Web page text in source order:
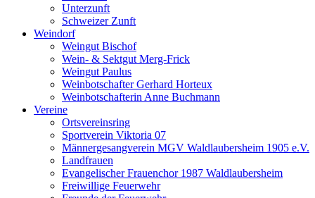
Unterzunft
Schweizer Zunft
Weindorf
Weingut Bischof
Wein- & Sektgut Merg-Frick
Weingut Paulus
Weinbotschafter Gerhard Horteux
Weinbotschafterin Anne Buchmann
Vereine
Ortsvereinsring
Sportverein Viktoria 07
Männergesangverein MGV Waldlaubersheim 1905 e.V.
Landfrauen
Evangelischer Frauenchor 1987 Waldlaubersheim
Freiwillige Feuerwehr